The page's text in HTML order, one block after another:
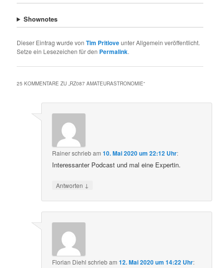
Shownotes
Dieser Eintrag wurde vonTim Pritloveunter Allgemein veröffentlicht.
Setze ein Lesezeichen für den Permalink.
25 KOMMENTARE ZU „RZ087 AMATEURASTRONOMIE“
Rainerschriebam10. Mai 2020 um 22:12 Uhr:
Interessanter Podcast und mal eine Expertin.
Antworten ↓
Florian Diehl schriebam12. Mai 2020 um 14:22 Uhr: